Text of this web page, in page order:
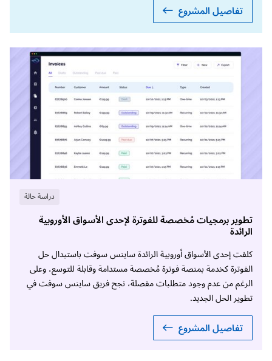
تفاصيل المشروع
دراسة حالة
تطوير برمجيات مُخصصة للفوترة لإحدى الأسواق الأوروبية
الرائدة
كلفت إحدى الأسواق أوروبية الرائدة ساينس سوفت باستبدال حل
الفوترة كخدمة بمنصة فوترة مُخصصة مستدامة وقابلة للتوسع، وعلى
الرغم من عدم وجود متطلبات مفصلة، نجح فريق ساينس سوفت في
تطوير الحل الجديد.
تفاصيل المشروع